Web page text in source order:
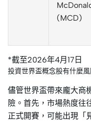
(MCD)
*截至2026年4月17日
投資世界盃概念股有什麼風
儘管世界盃帶來龐大商
險。首先，市場熱度往
正式開賽，可能出現「